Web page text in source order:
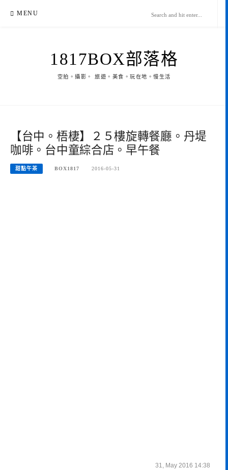
MENU
1817BOX部落格
空拍。攝影。 旅遊。美食。玩在地。慢生活
【台中。梧棲】２５樓旋轉餐廳。丹堤
咖啡。台中童綜合店。早午餐
甜點午茶 BOX1817 2016-05-31
31, May 2016 14:38